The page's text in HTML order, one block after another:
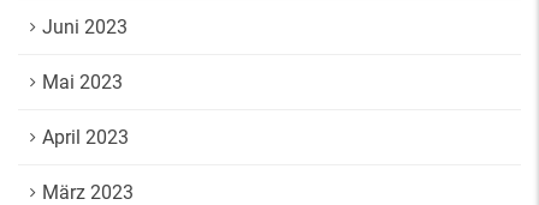
Juni 2023
Mai 2023
April 2023
März 2023